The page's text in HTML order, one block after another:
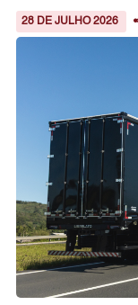
28 DE JULHO 2026